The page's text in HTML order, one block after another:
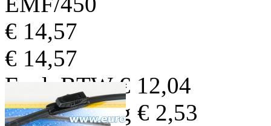
€ 14,57
€ 14,57
Excl. BTW € 12,04
BTW Bedrag € 2,53